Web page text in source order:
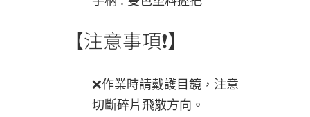
【注意事項❗】
❌作業時請戴護目鏡，注意
切斷碎片飛散方向。